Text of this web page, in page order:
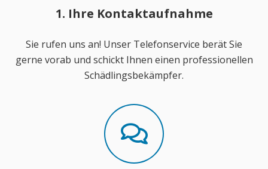
1. Ihre Kontaktaufnahme
Sie rufen uns an! Unser Telefonservice berät Sie
gerne vorab und schickt Ihnen einen professionellen
Schädlingsbekämpfer.